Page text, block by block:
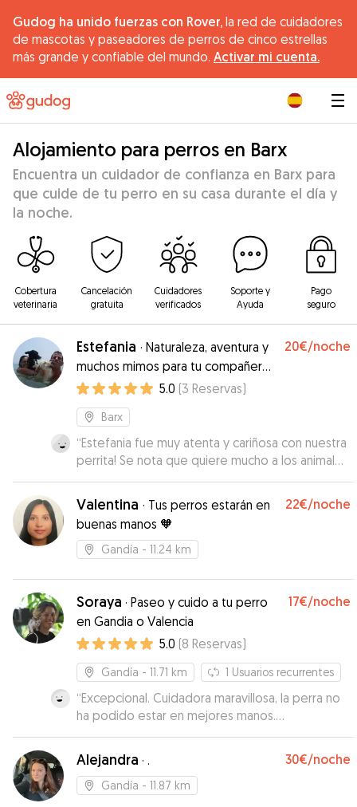
Gudog ha unido fuerzas con Rover, la red de cuidadores
de mascotas y paseadores de perros de cinco estrellas
más grande y confiable del mundo. Activar mi cuenta.
Alojamiento para perros en Barx
Encuentra un cuidador de confianza en Barx para
que cuide de tu perro en su casa durante el día y
la noche.
Cobertura
veterinaria
Cancelación
gratuita
Cuidadores
verificados
Soporte y
Ayuda
Pago
seguro
Estefania · Naturaleza, aventura y
muchos mimos para tu compañero
🐾
20€/noche
5.0 (3 Reservas)
Barx
“Estefania fue muy atenta y cariñosa con nuestra
perrita! Se nota que quiere mucho a los animales
y eso es súper importante para nosotros!
Tuvimos una muy buena experiencia y
seguramente repetimos pronto para que la
cuide nuevamente! 😃 Estamos muy
agradecidos! ”
Valentina · Tus perros estarán en
buenas manos 🧡
22€/noche
Gandía - 11.24 km
Soraya · Paseo y cuido a tu perro
en Gandia o Valencia
17€/noche
5.0 (8 Reservas)
Gandía - 11.71 km 1 Usuarios recurrentes
“Excepcional. Cuidadora maravillosa, la perra no
ha podido estar en mejores manos.
Eternamente agradecidos.”
Alejandra · . 30€/noche
Gandía - 11.87 km